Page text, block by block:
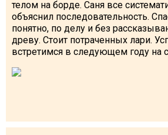
телом на борде. Саня все
объяснил последовательность.
понятно, по делу и без
древу. Стоит потраченных лари.
встретимся в следующем году на